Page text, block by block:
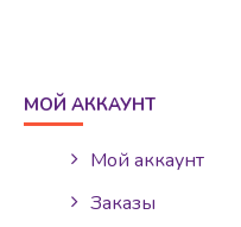
МОЙ АККАУНТ
Мой аккаунт
Заказы